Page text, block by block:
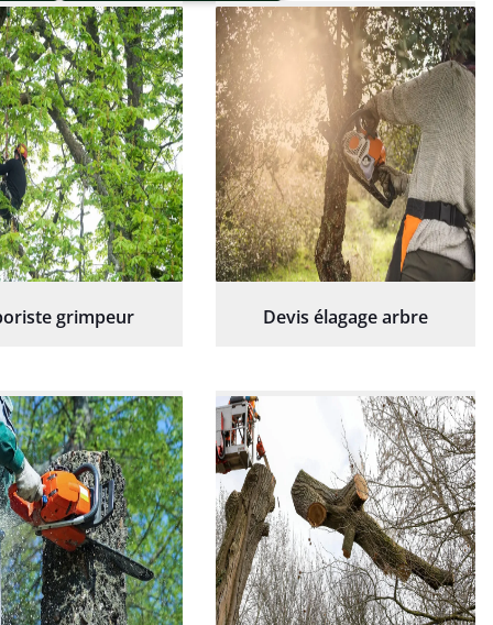
grimpeur Devis élagage arbre
à mes attentes.
maîtrisée. Résultat
impeccable.